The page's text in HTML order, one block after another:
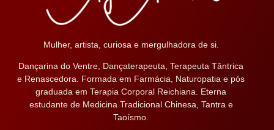
Mulher, artista, curiosa e mergulhadora de si.
Dançarina do Ventre, Dançaterapeuta, Terapeuta Tântrica
e Renascedora. Formada em Farmácia, Naturopatia e pós
graduada em Terapia Corporal Reichiana. Eterna
estudante de Medicina Tradicional Chinesa, Tantra e
Taoísmo.